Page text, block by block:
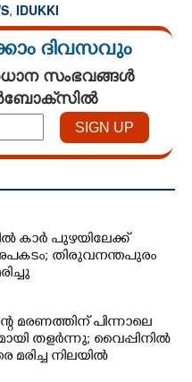
, IDUKKI
ദിവസവും
സംഭവങ്ങൾ
കാർ പുഴയിലേക്ക്
തിരുവനന്തപുരം
മരണത്തിന് പിന്നാലെ
തളർന്നു; വൈപ്പിനിൽ
മരിച്ച നിലയിൽ